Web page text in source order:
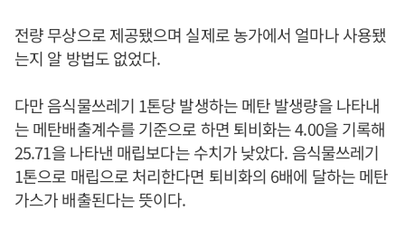
전량 무상으로 제공됐으며 실제로 농가에서 얼마나 사용됐
는지 알 방법도 없었다.
다만 음식물쓰레기 1톤당 발생하는 메탄 발생량을 나타내
는 메탄배출계수를 기준으로 하면 퇴비화는 4.00을 기록해
25.71을 나타낸 매립보다는 수치가 낮았다. 음식물쓰레기
1톤으로 매립으로 처리한다면 퇴비화의 6배에 달하는 메탄
가스가 배출된다는 뜻이다.